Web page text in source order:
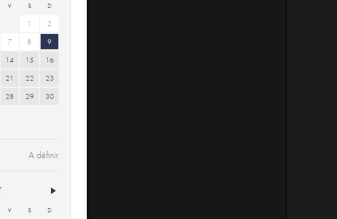
V S D
1
2
7 8
9
14 15
16
21 22
23
28 29
30
V S D